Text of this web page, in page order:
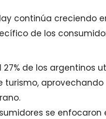
continúa creciendo
de los
de los argentinos
turismo,
se